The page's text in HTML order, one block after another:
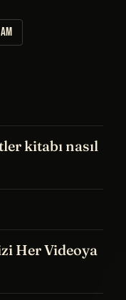
kitabı nasıl
Her Videoya